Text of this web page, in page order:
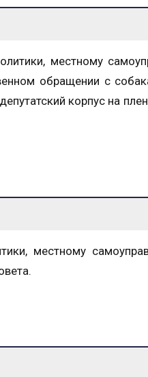
местному
обращении с
корпус на
местному